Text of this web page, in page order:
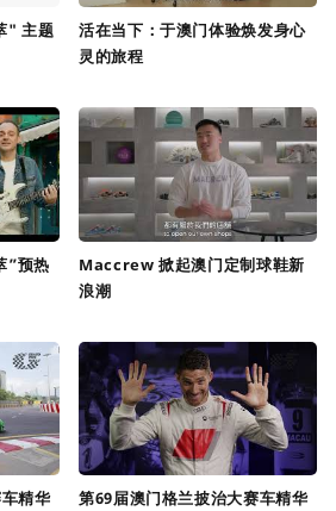
" 主题
活在当下：于澳门体验焕发身心
灵的旅程
”预热
Maccrew 掀起澳门定制球鞋新
浪潮
精华
第69届澳门格兰披治大赛车精华